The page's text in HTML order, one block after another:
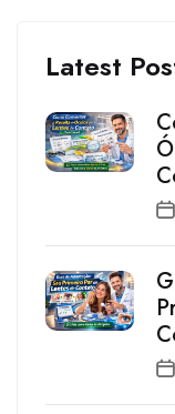
Latest